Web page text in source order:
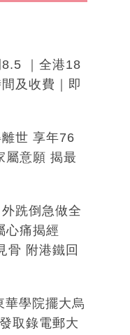
｜全港18
及收費｜即
世 享年76
屬意願 揭最
跣倒急做全
心痛揭經
骨 附港鐵回
華學院擺大烏
取錄電郵大